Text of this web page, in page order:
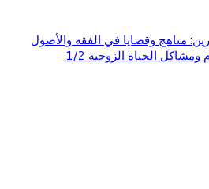
مناهج وقضايا في الفقه والأصول
ومشاكل الحياة الزوجية 1/2